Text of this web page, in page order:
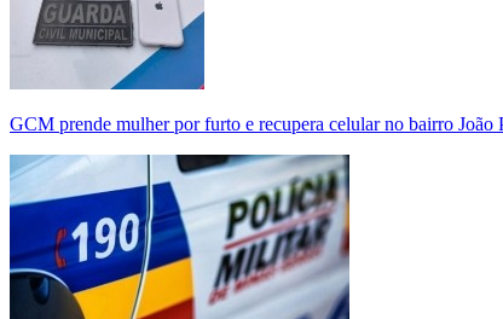
GCM prende mulher por furto e recupera celular no bairro João